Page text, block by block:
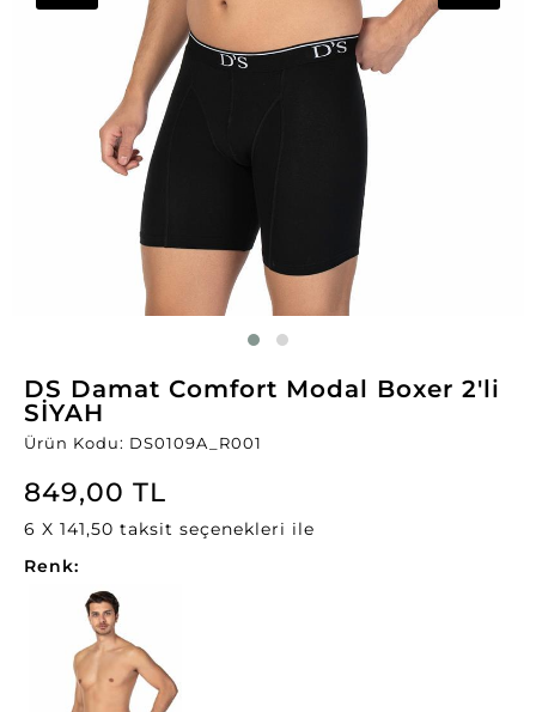
DS Damat Comfort Modal Boxer 2'li
SİYAH
Ürün Kodu: DS0109A_R001
849,00 TL
6 X 141,50 taksit seçenekleri ile
Renk: